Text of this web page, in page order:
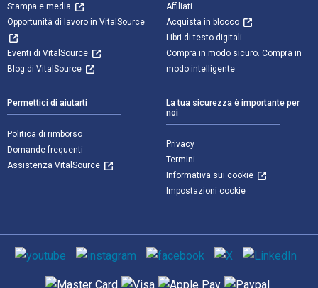
Stampa e media
Opportunità di lavoro in VitalSource
Eventi di VitalSource
Blog di VitalSource
Affiliati
Acquista in blocco
Libri di testo digitali
Compra in modo sicuro. Compra in
modo intelligente
Permettici di aiutarti
Politica di rimborso
Domande frequenti
Assistenza VitalSource
La tua sicurezza è importante per
noi
Privacy
Termini
Informativa sui cookie
Impostazioni cookie
Mezzi sociali
Metodi di pagamento supportati